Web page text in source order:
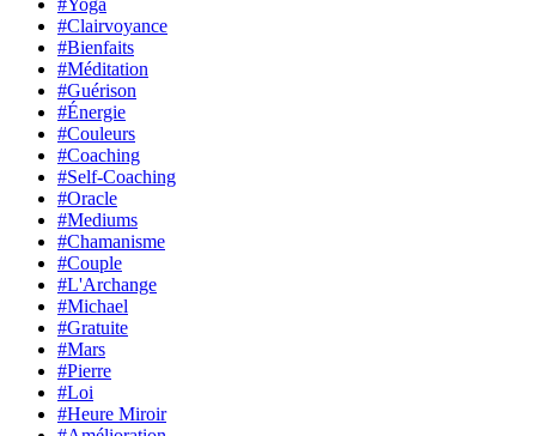
#Clairvoyance
#Bienfaits
#Méditation
#Guérison
#Énergie
#Couleurs
#Coaching
#Self-Coaching
#Oracle
#Mediums
#Chamanisme
#Couple
#L'Archange
#Michael
#Gratuite
#Mars
#Pierre
#Loi
#Heure Miroir